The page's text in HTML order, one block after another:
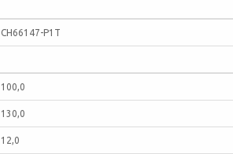
CH66147-P1T
100,0
130,0
12,0